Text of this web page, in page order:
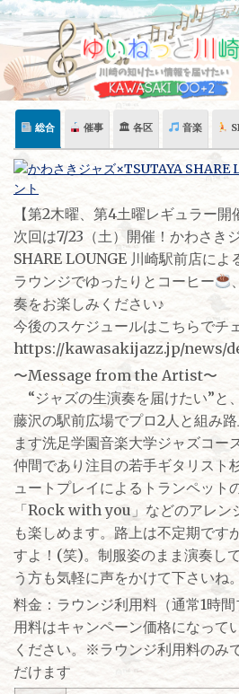
Skip
content
総合 催事 🏛 各区 音楽
【第2木曜、第4土曜レギュラー開
次回は7/23（土）開催！かわさき
SHARE LOUNGE 川崎駅前店によ
ラウンジでゆったりとコーヒー
奏をお楽しみください♪
今後のスケジュールはこちらでチ
https://kawasakijazz.jp/news/
〜Message from the Artist〜
“ジャズの生演奏を届けたい”と
藤沢の駅前広場でプロ2人と組み
ます洗足学園音楽大学ジャズコー
仲間であり注目の若手ギタリスト
ュートプレイによるトランペット
「Rock with you」などのアレン
も楽しめます。路上は不定期です
すよ！(笑)。制服姿のまま演奏し
う方も気軽に声をかけて下さいね。
料金：ラウンジ利用料（通常1時
用料はキャンペーン価格になって
ください。※ラウンジ利用料のみ
だけます